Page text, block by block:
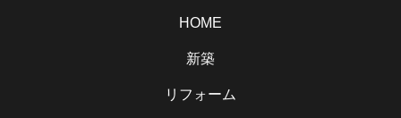
HOME
新築
リフォーム